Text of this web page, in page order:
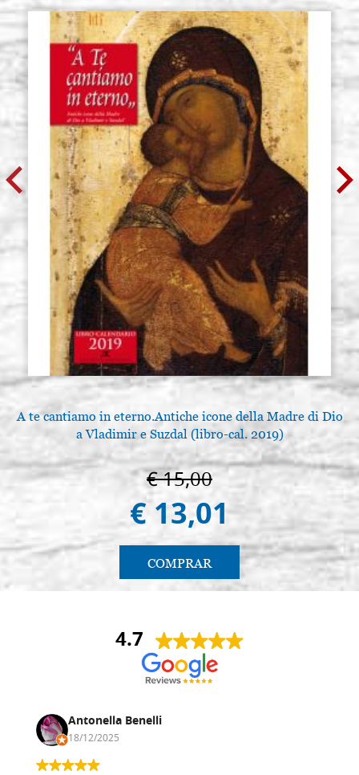
A te cantiamo in eterno.Antiche icone della Madre di Dio
a Vladimir e Suzdal (libro-cal. 2019)
€ 15,00
€ 13,01
COMPRAR
4.7
Antonella Benelli
18/12/2025